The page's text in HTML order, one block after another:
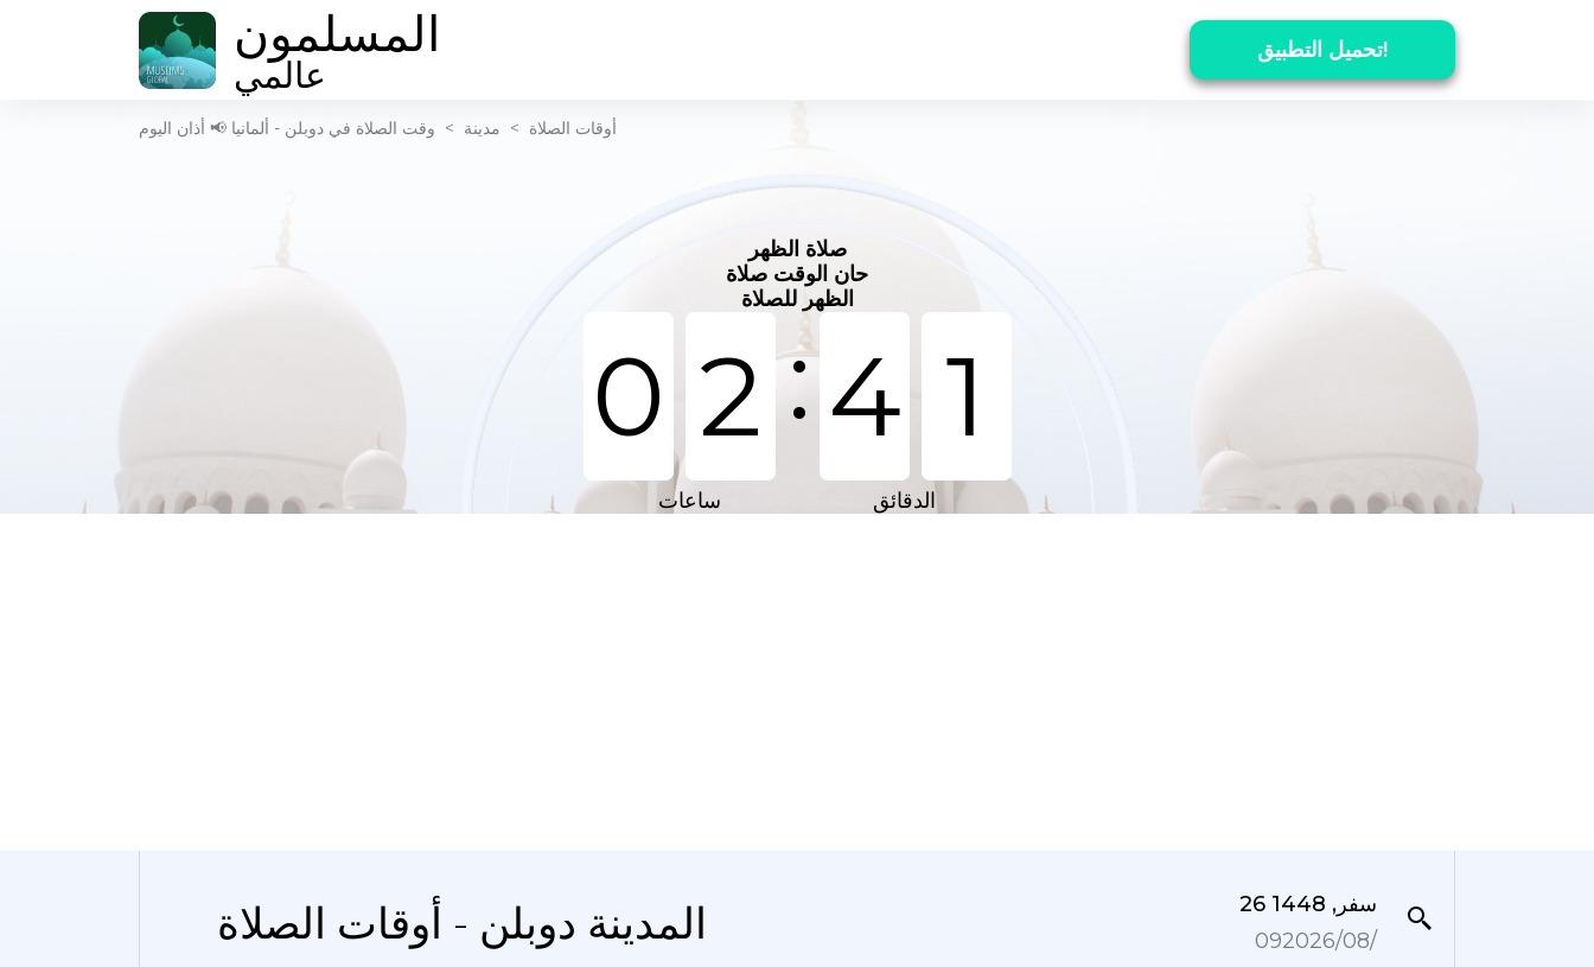
المسلمون
عالمي تحميل التطبيق!
أوقات الصلاة > مدينة > وقت الصلاة في دوبلن - ألمانيا 📢 أذان اليوم
صلاة الظهر
حان الوقت صلاة
الظهر للصلاة
0 2 :4 1
ساعات الدقائق
المدينة دوبلن - أوقات الصلاة
26 سفر, 1448
09‏/08‏/2026